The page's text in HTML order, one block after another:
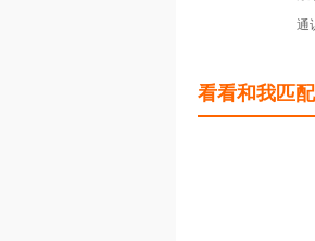
通
看看和我匹